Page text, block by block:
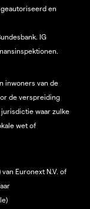
en
IG
inwoners van de
de verspreiding
waar zulke
wet of
Euronext N.V. of